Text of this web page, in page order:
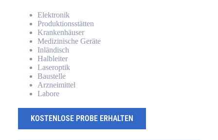
Elektronik
Produktionsstätten
Krankenhäuser
Medizinische Geräte
Inländisch
Halbleiter
Laseroptik
Baustelle
Arzneimittel
Labore
KOSTENLOSE PROBE ERHALTEN